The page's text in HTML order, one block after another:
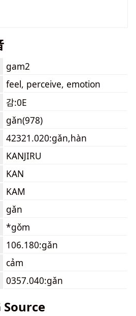
gam2
feel, perceive, emotion
감:0E
gǎn(978)
42321.020:gǎn,hàn
KANJIRU
KAN
KAM
gǎn
*gǒm
106.180:gǎn
cảm
0357.040:gǎn